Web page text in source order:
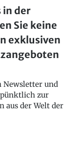
in der
Sie keine
exklusiven
Newsletter und
pünktlich zur
aus der Welt der